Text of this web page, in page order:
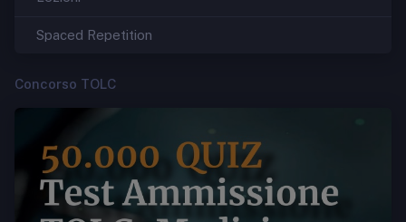
Spaced Repetition
Concorso TOLC